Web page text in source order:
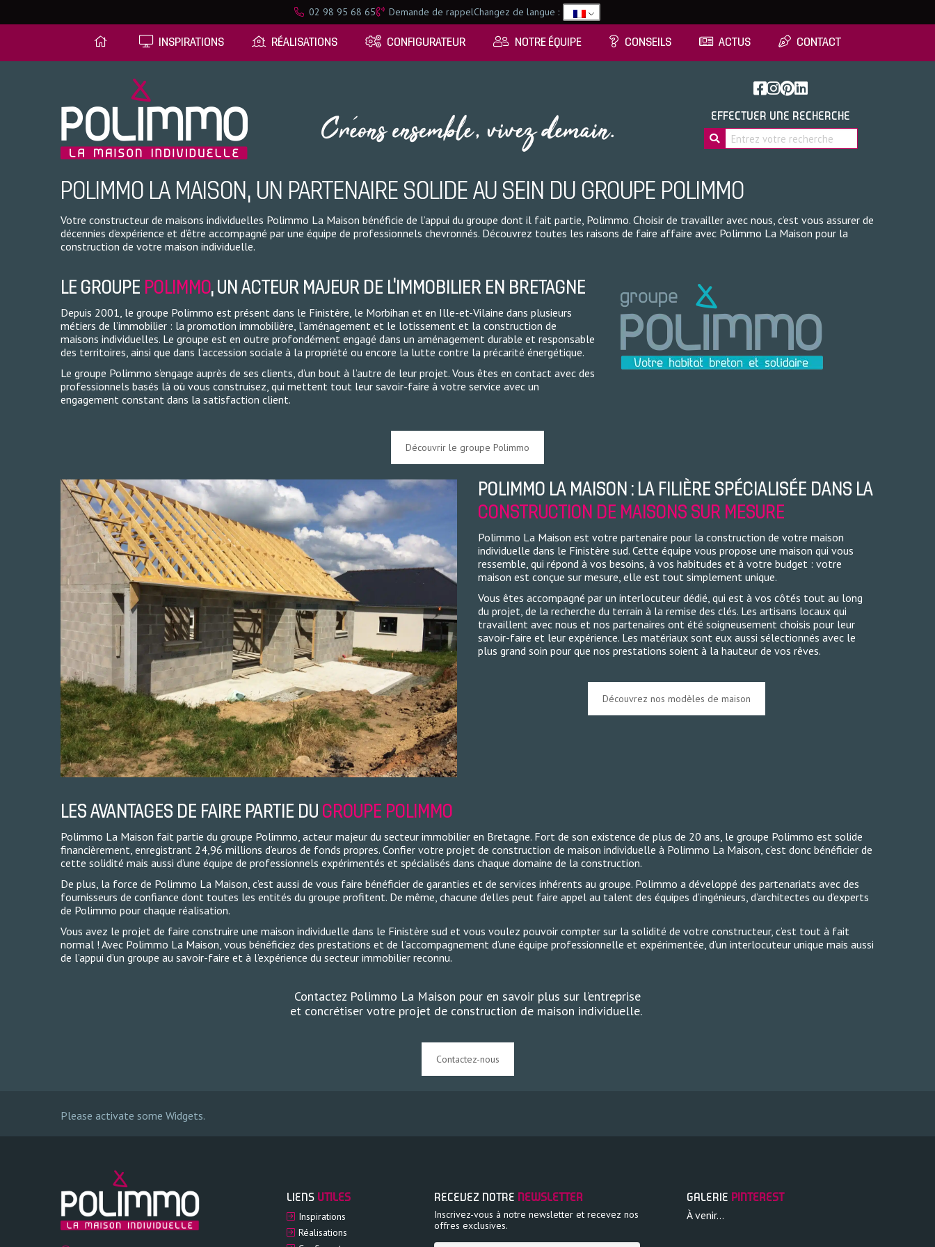
02 98 95 68 65 Demande de rappelChangez de langue :
INSPIRATIONS RÉALISATIONS CONFIGURATEUR NOTRE ÉQUIPE CONSEILS ACTUS CONTACT
EFFECTUER UNE RECHERCHE
POLIMMO LA MAISON, UN PARTENAIRE SOLIDE AU SEIN DU GROUPE POLIMMO
Votre constructeur de maisons individuelles Polimmo La Maison bénéficie de l’appui du groupe dont il fait partie, Polimmo. Choisir de travailler avec nous, c’est vous assurer de
décennies d’expérience et d’être accompagné par une équipe de professionnels chevronnés. Découvrez toutes les raisons de faire affaire avec Polimmo La Maison pour la
construction de votre maison individuelle.
LE GROUPE POLIMMO, UN ACTEUR MAJEUR DE L’IMMOBILIER EN BRETAGNE
Depuis 2001, le groupe Polimmo est présent dans le Finistère, le Morbihan et en Ille-et-Vilaine dans plusieurs
métiers de l’immobilier : la promotion immobilière, l’aménagement et le lotissement et la construction de
maisons individuelles. Le groupe est en outre profondément engagé dans un aménagement durable et responsable
des territoires, ainsi que dans l’accession sociale à la propriété ou encore la lutte contre la précarité énergétique.
Le groupe Polimmo s’engage auprès de ses clients, d’un bout à l’autre de leur projet. Vous êtes en contact avec des
professionnels basés là où vous construisez, qui mettent tout leur savoir-faire à votre service avec un
engagement constant dans la satisfaction client.
Découvrir le groupe Polimmo
POLIMMO LA MAISON : LA FILIÈRE SPÉCIALISÉE DANS LA
CONSTRUCTION DE MAISONS SUR MESURE
Polimmo La Maison est votre partenaire pour la construction de votre maison
individuelle dans le Finistère sud. Cette équipe vous propose une maison qui vous
ressemble, qui répond à vos besoins, à vos habitudes et à votre budget : votre
maison est conçue sur mesure, elle est tout simplement unique.
Vous êtes accompagné par un interlocuteur dédié, qui est à vos côtés tout au long
du projet, de la recherche du terrain à la remise des clés. Les artisans locaux qui
travaillent avec nous et nos partenaires ont été soigneusement choisis pour leur
savoir-faire et leur expérience. Les matériaux sont eux aussi sélectionnés avec le
plus grand soin pour que nos prestations soient à la hauteur de vos rêves.
Découvrez nos modèles de maison
LES AVANTAGES DE FAIRE PARTIE DU GROUPE POLIMMO
Polimmo La Maison fait partie du groupe Polimmo, acteur majeur du secteur immobilier en Bretagne. Fort de son existence de plus de 20 ans, le groupe Polimmo est solide
financièrement, enregistrant 24,96 millions d’euros de fonds propres. Confier votre projet de construction de maison individuelle à Polimmo La Maison, c’est donc bénéficier de
cette solidité mais aussi d’une équipe de professionnels expérimentés et spécialisés dans chaque domaine de la construction.
De plus, la force de Polimmo La Maison, c’est aussi de vous faire bénéficier de garanties et de services inhérents au groupe. Polimmo a développé des partenariats avec des
fournisseurs de confiance dont toutes les entités du groupe profitent. De même, chacune d’elles peut faire appel au talent des équipes d’ingénieurs, d’architectes ou d’experts
de Polimmo pour chaque réalisation.
Vous avez le projet de faire construire une maison individuelle dans le Finistère sud et vous voulez pouvoir compter sur la solidité de votre constructeur, c’est tout à fait
normal ! Avec Polimmo La Maison, vous bénéficiez des prestations et de l’accompagnement d’une équipe professionnelle et expérimentée, d’un interlocuteur unique mais aussi
de l’appui d’un groupe au savoir-faire et à l’expérience du secteur immobilier reconnu.
Contactez Polimmo La Maison pour en savoir plus sur l’entreprise
et concrétiser votre projet de construction de maison individuelle.
Contactez-nous
Please activate some Widgets.
LIENS UTILES
Inspirations
Réalisations
RECEVEZ NOTRE NEWSLETTER
Inscrivez-vous à notre newsletter et recevez nos
offres exclusives.
GALERIE PINTEREST
À venir…